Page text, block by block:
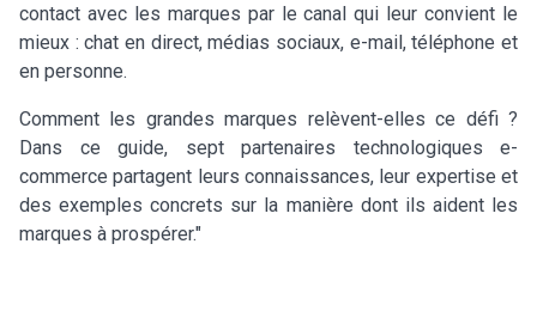
contact avec les marques par le canal qui leur convient le
mieux : chat en direct, médias sociaux, e-mail, téléphone et
en personne.
Comment les grandes marques relèvent-elles ce défi ?
Dans ce guide, sept partenaires technologiques e-
commerce partagent leurs connaissances, leur expertise et
des exemples concrets sur la manière dont ils aident les
marques à prospérer."